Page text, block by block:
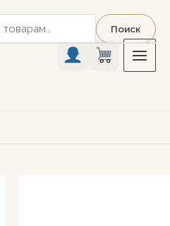
Поиск